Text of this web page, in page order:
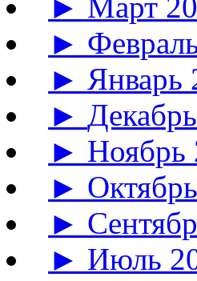
►
► Январь
►
► Ноябрь
►
►
► Июль